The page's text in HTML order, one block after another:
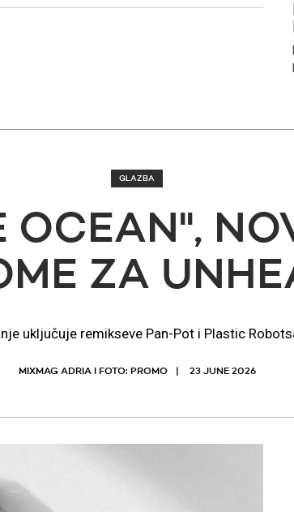
GLAZBA
OCEAN'',
ZA
uključuje remikseve Pan-Pot i Plastic
MIXMAG ADRIA I FOTO: PROMO 23 JUNE 2026